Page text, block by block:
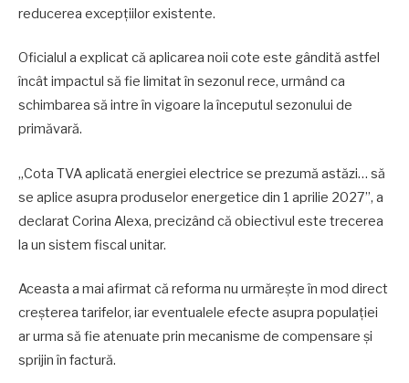
reducerea excepțiilor existente.
Oficialul a explicat că aplicarea noii cote este gândită astfel
încât impactul să fie limitat în sezonul rece, urmând ca
schimbarea să intre în vigoare la începutul sezonului de
primăvară.
„Cota TVA aplicată energiei electrice se prezumă astăzi… să
se aplice asupra produselor energetice din 1 aprilie 2027”, a
declarat Corina Alexa, precizând că obiectivul este trecerea
la un sistem fiscal unitar.
Aceasta a mai afirmat că reforma nu urmărește în mod direct
creșterea tarifelor, iar eventualele efecte asupra populației
ar urma să fie atenuate prin mecanisme de compensare și
sprijin în factură.